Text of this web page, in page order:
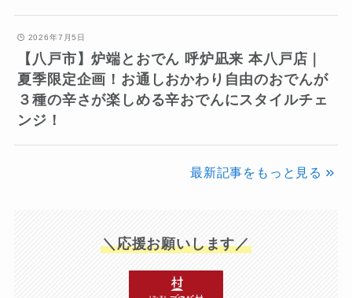
2026年7月5日
【八戸市】炉端とおでん 呼炉凪来 本八戸店｜
夏季限定企画！お通しおかわり自由のおでんが
３種の辛さが楽しめる辛おでんにスタイルチェ
ンジ！
最新記事をもっと見る
＼応援お願いします／